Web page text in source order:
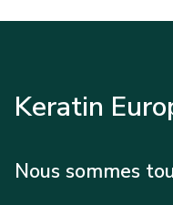
Keratin
Nous sommes